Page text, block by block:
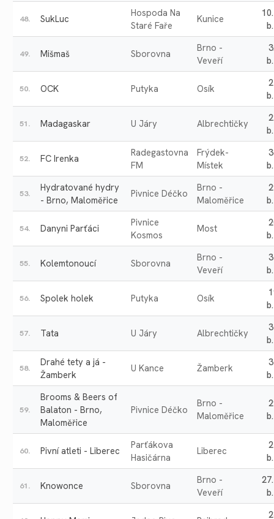
48. SukLuc
Hospoda Na
Staré Faře
Kunice
b.
49. Mišmaš Sborovna
Brno -
Veveří
b.
50. OCK Putyka Osík
b.
51. Madagaskar U Járy Albrechtičky
b.
52. FC Irenka
Radegastovna
FM
Frýdek-
Místek
b.
53.
Hydratované hydry
- Brno, Maloměřice
Pivnice Déčko
Brno -
Maloměřice
b.
54. Danyni Parťáci
Pivnice
Kosmos
Most
b.
55. Kolemtonoucí Sborovna
Brno -
Veveří
b.
56. Spolek holek Putyka Osík
b.
57. Tata U Járy Albrechtičky
b.
58.
Drahé tety a já -
Žamberk
U Kance Žamberk
b.
59.
Brooms & Beers of
Balaton - Brno,
Maloměřice
Pivnice Déčko
Brno -
Maloměřice
b.
60. Pivní atleti - Liberec
Parťákova
Hasičárna
Liberec
b.
61. Knowonce Sborovna
Brno -
Veveří
b.